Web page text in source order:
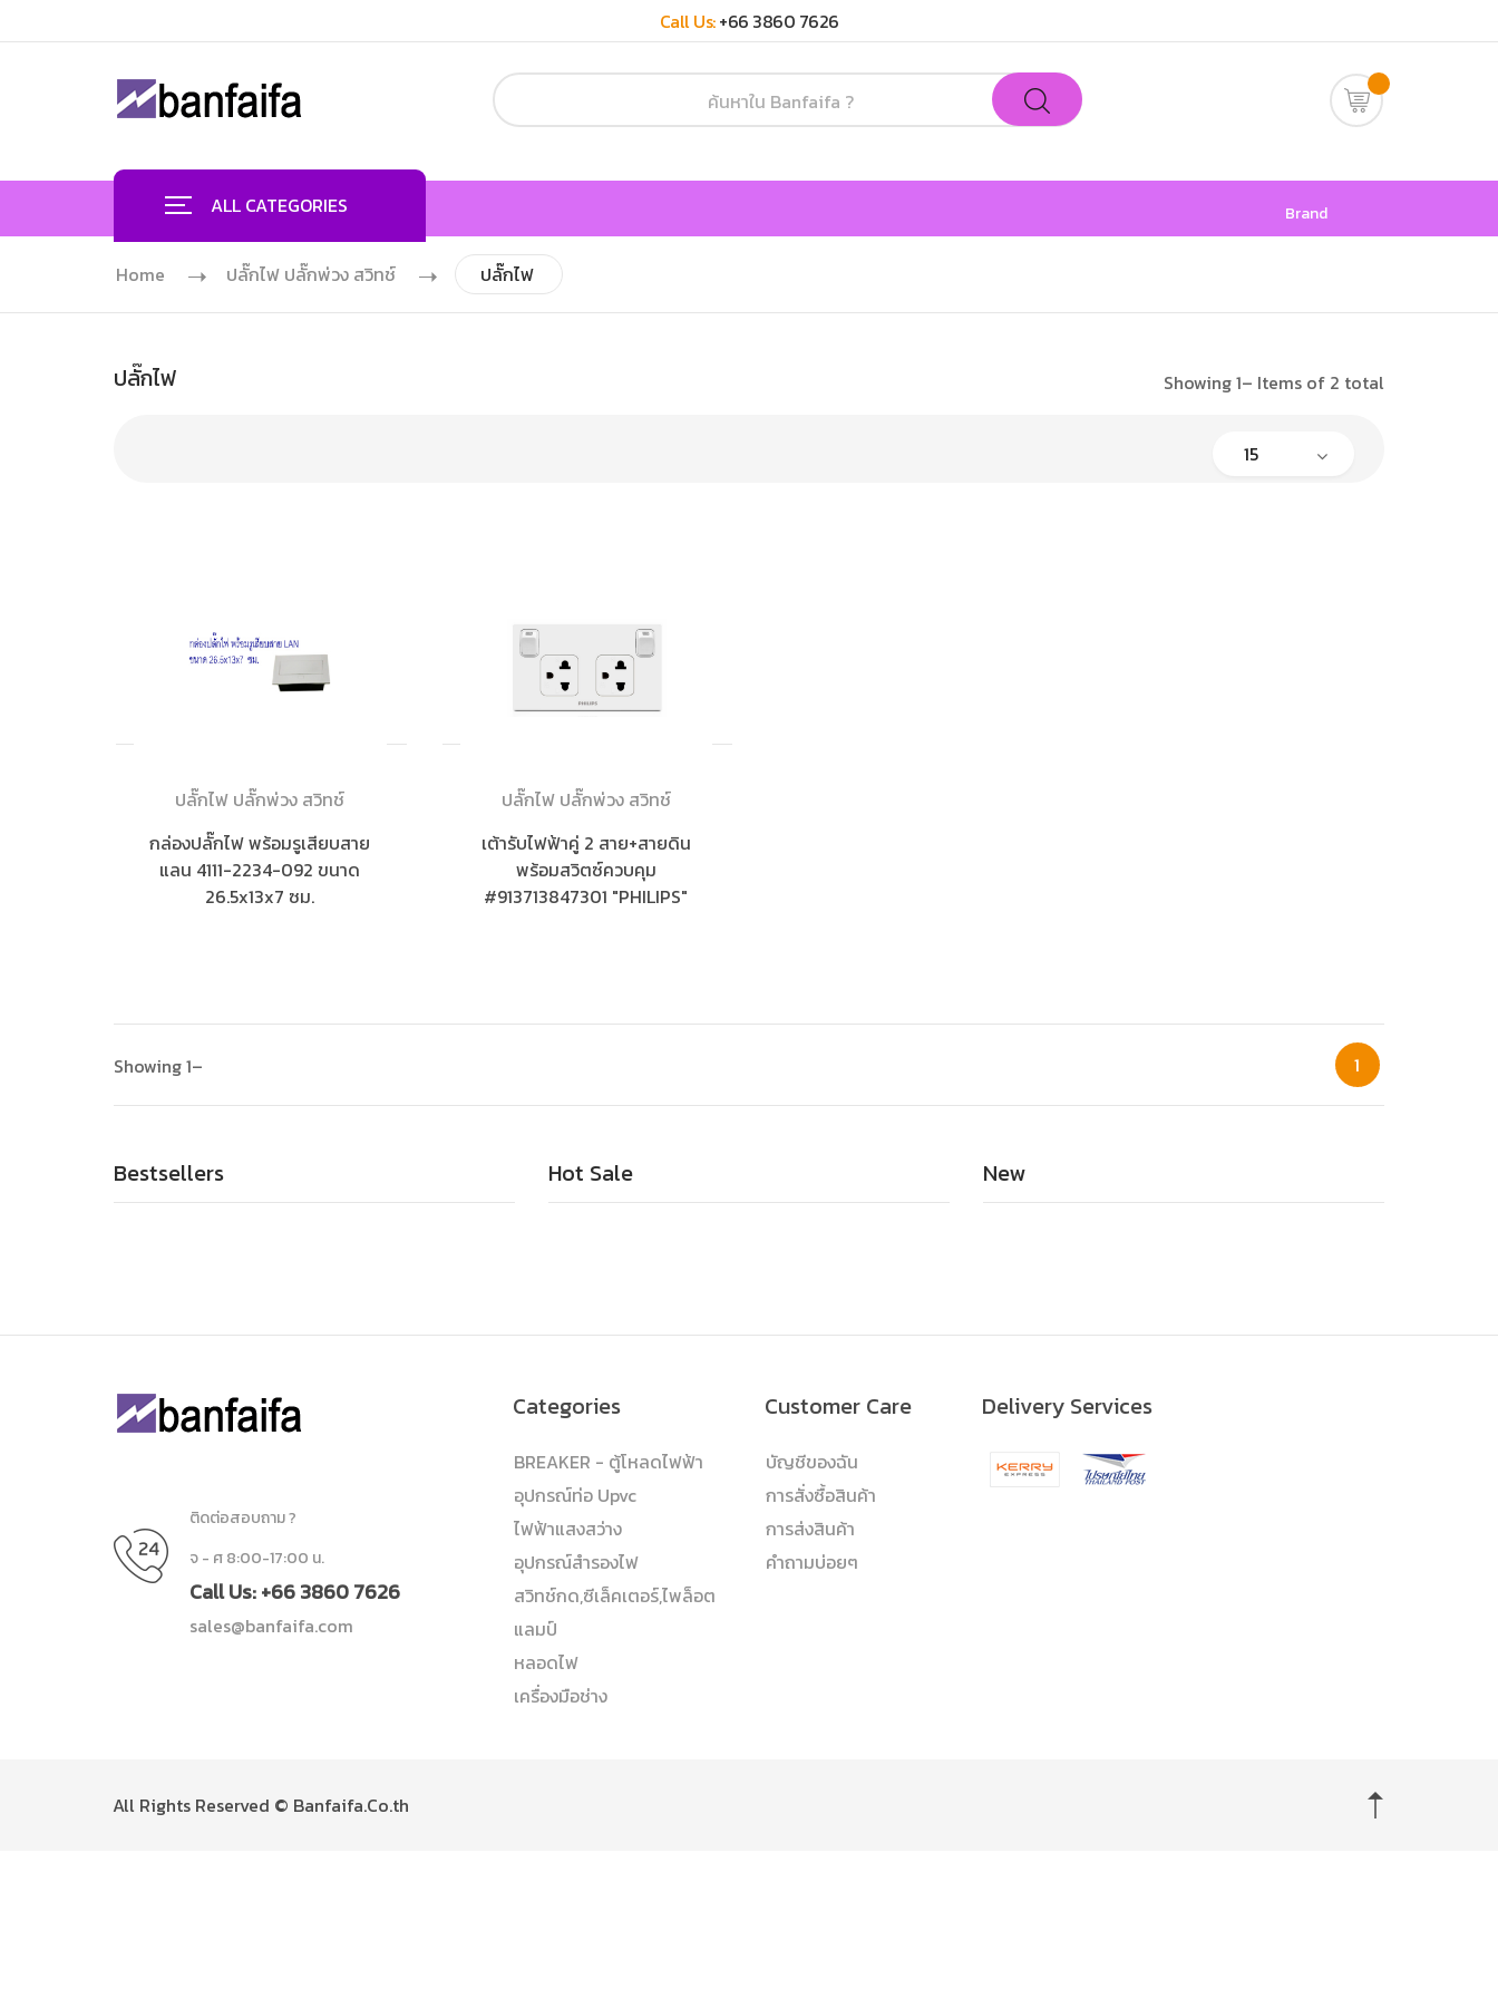
Call Us:+66 3860 7626
ALL CATEGORIES Brand
Home ปลั๊กไฟ ปลั๊กพ่วง สวิทช์ ปลั๊กไฟ
ปลั๊กไฟ Showing 1– Items of 2 total
ปลั๊กไฟ ปลั๊กพ่วง สวิทช์
กล่องปลั๊กไฟ พร้อมรูเสียบสาย
แลน 4111-2234-092 ขนาด
26.5x13x7 ซม.
ปลั๊กไฟ ปลั๊กพ่วง สวิทช์
เต้ารับไฟฟ้าคู่ 2 สาย+สายดิน
พร้อมสวิตซ์ควบคุม
#913713847301 "PHILIPS"
Showing 1– 1
Bestsellers Hot Sale New
ติดต่อสอบถาม ?
จ - ศ 8:00-17:00 น.
Call Us: +66 3860 7626
sales@banfaifa.com
Categories
BREAKER - ตู้โหลดไฟฟ้า
อุปกรณ์ท่อ Upvc
ไฟฟ้าแสงสว่าง
อุปกรณ์สำรองไฟ
สวิทช์กด,ซีเล็คเตอร์,ไพล็อต
แลมป์
หลอดไฟ
เครื่องมือช่าง
Customer Care
บัญชีของฉัน
การสั่งซื้อสินค้า
การส่งสินค้า
คำถามบ่อยๆ
Delivery Services
All Rights Reserved © Banfaifa.Co.th